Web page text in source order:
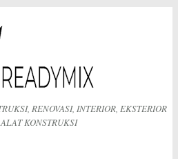
RENOVASI, INTERIOR, EKSTERIOR
KONSTRUKSI